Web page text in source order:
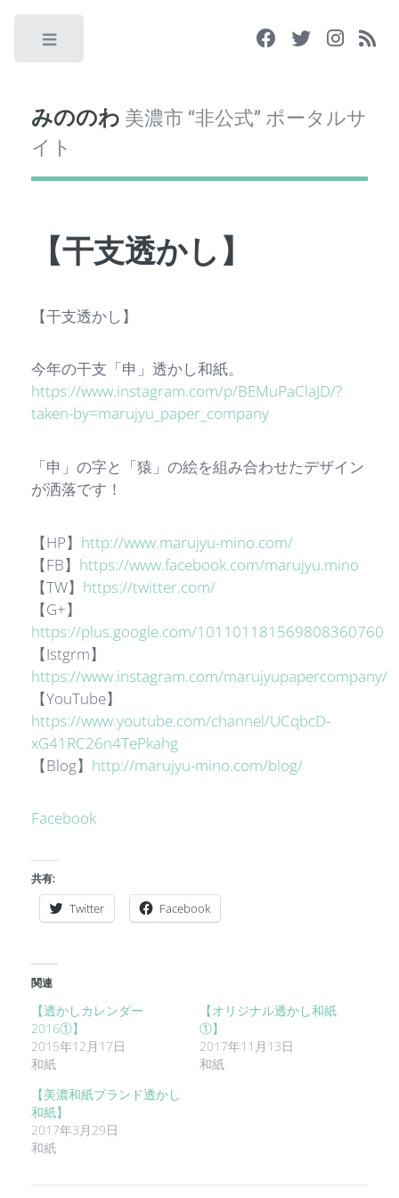
みののわ 美濃市 “非公式” ポータルサ
イト
【干支透かし】
【干支透かし】
今年の干支「申」透かし和紙。
https://www.instagram.com/p/BEMuPaClaJD/?
taken-by=marujyu_paper_company
「申」の字と「猿」の絵を組み合わせたデザイン
が洒落です！
【HP】 http://www.marujyu-mino.com/
【FB】 https://www.facebook.com/marujyu.mino
【TW】 https://twitter.com/
【G+】
https://plus.google.com/101101181569808360760
【Istgrm】
https://www.instagram.com/marujyupapercompany/
【YouTube】
https://www.youtube.com/channel/UCqbcD-
xG41RC26n4TePkahg
【Blog】 http://marujyu-mino.com/blog/
Facebook
共有:
Twitter Facebook
関連
【透かしカレンダー
2016①】
2015年12月17日
和紙
【オリジナル透かし和紙
①】
2017年11月13日
和紙
【美濃和紙ブランド透かし
和紙】
2017年3月29日
和紙
Toggle